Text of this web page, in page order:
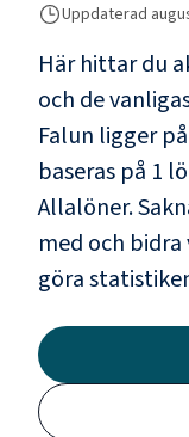
Uppdaterad
Här hittar du
och de
Falun ligger på
baseras på 1
Allalöner.
med och
göra